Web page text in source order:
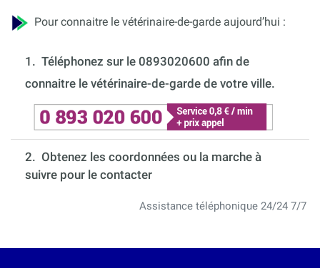
Pour connaitre le vétérinaire-de-garde aujourd’hui :
1. Téléphonez sur le 0893020600 afin de
connaitre le vétérinaire-de-garde de votre ville.
2. Obtenez les coordonnées ou la marche à
suivre pour le contacter
Assistance téléphonique 24/24 7/7